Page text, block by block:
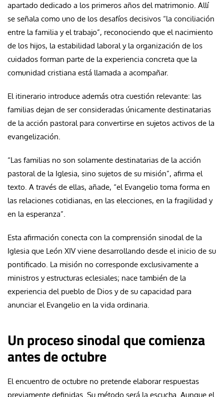
apartado dedicado a los primeros años del matrimonio. Allí
se señala como uno de los desafíos decisivos “la conciliación
entre la familia y el trabajo”, reconociendo que el nacimiento
de los hijos, la estabilidad laboral y la organización de los
cuidados forman parte de la experiencia concreta que la
comunidad cristiana está llamada a acompañar.
El itinerario introduce además otra cuestión relevante: las
familias dejan de ser consideradas únicamente destinatarias
de la acción pastoral para convertirse en sujetos activos de la
evangelización.
“Las familias no son solamente destinatarias de la acción
pastoral de la Iglesia, sino sujetos de su misión”, afirma el
texto. A través de ellas, añade, “el Evangelio toma forma en
las relaciones cotidianas, en las elecciones, en la fragilidad y
en la esperanza”.
Esta afirmación conecta con la comprensión sinodal de la
Iglesia que León XIV viene desarrollando desde el inicio de su
pontificado. La misión no corresponde exclusivamente a
ministros y estructuras eclesiales; nace también de la
experiencia del pueblo de Dios y de su capacidad para
anunciar el Evangelio en la vida ordinaria.
Un proceso sinodal que comienza
antes de octubre
El encuentro de octubre no pretende elaborar respuestas
previamente definidas. Su método será la escucha. Aunque el